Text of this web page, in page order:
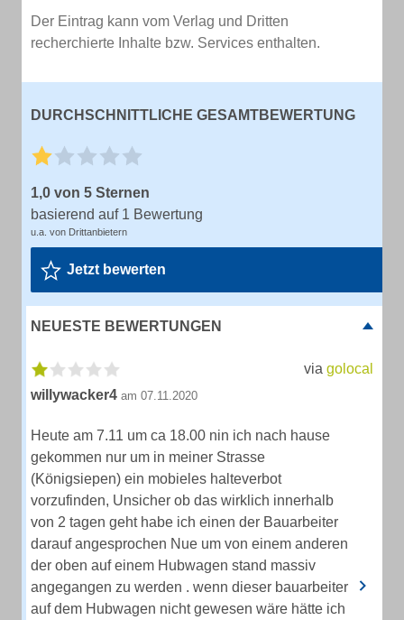
Der Eintrag kann vom Verlag und Dritten
recherchierte Inhalte bzw. Services enthalten.
DURCHSCHNITTLICHE GESAMTBEWERTUNG
1,0 von 5 Sternen
basierend auf 1 Bewertung
u.a. von Drittanbietern
Jetzt bewerten
NEUESTE BEWERTUNGEN
via golocal
willywacker4 am 07.11.2020
Heute am 7.11 um ca 18.00 nin ich nach hause
gekommen nur um in meiner Strasse
(Königsiepen) ein mobieles halteverbot
vorzufinden, Unsicher ob das wirklich innerhalb
von 2 tagen geht habe ich einen der Bauarbeiter
darauf angesprochen Nue um von einem anderen
der oben auf einem Hubwagen stand massiv
angegangen zu werden . wenn dieser bauarbeiter
auf dem Hubwagen nicht gewesen wäre hätte ich